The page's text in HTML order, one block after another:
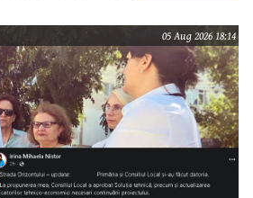
Străzii Orizontului, obiectiv
Național de Investiții ”Anghel
05 Aug 2026 18:14